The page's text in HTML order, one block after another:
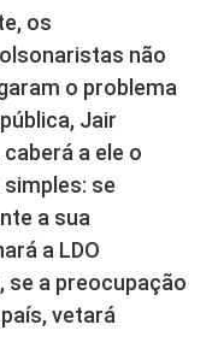
os
não
o problema
Jair
a ele o
se
a sua
a LDO
a preocupação
vetará